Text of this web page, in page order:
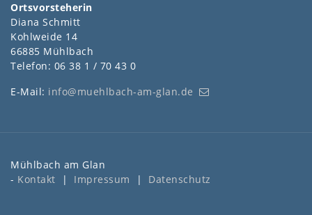
Ortsvorsteherin
Diana Schmitt
Kohlweide 14
66885 Mühlbach
Telefon: 06 38 1 / 70 43 0
E-Mail: info@muehlbach-am-glan.de
Mühlbach am Glan
- Kontakt | Impressum | Datenschutz